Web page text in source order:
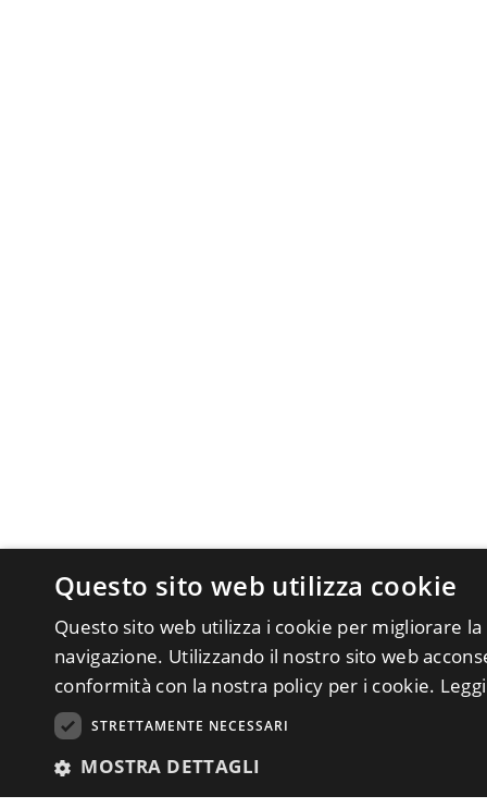
Questo sito web utilizza cookie
Questo sito web utilizza i cookie per migliorare
navigazione. Utilizzando il nostro sito web
conformità con la nostra policy per i cookie.
STRETTAMENTE NECESSARI
MOSTRA DETTAGLI